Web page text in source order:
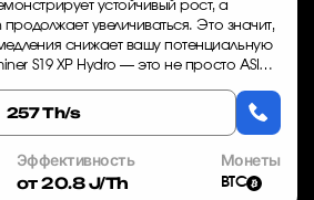
устойчивый рост, а
увеличиваться. Это значит,
снижает вашу потенциальную
S19 XP Hydro — это не просто ASIC
257 Th/s
Эффективность
от 20.8 J/Th
Монеты
BTC